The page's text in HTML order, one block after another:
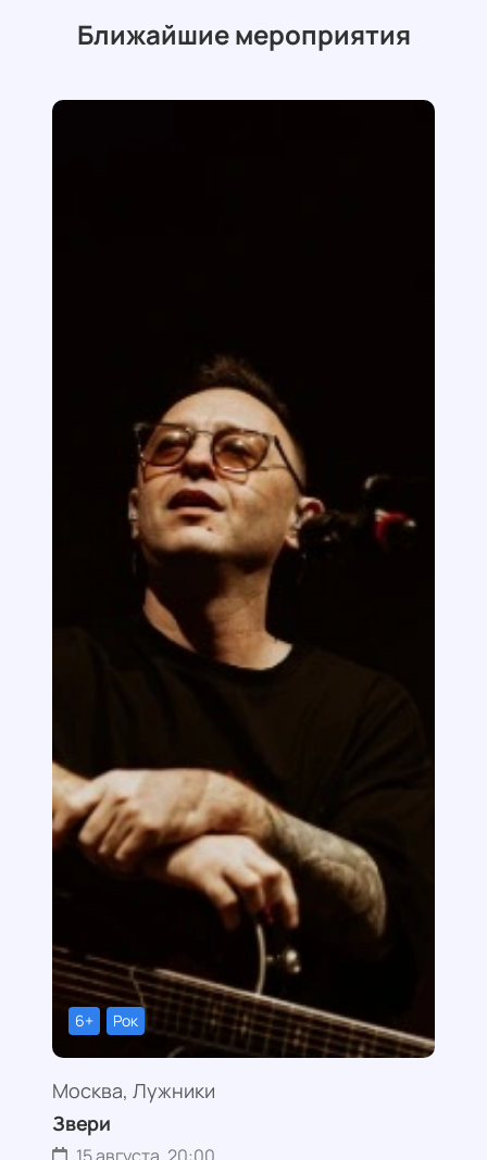
Ближайшие мероприятия
6+ Рок
Москва, Лужники
Звери